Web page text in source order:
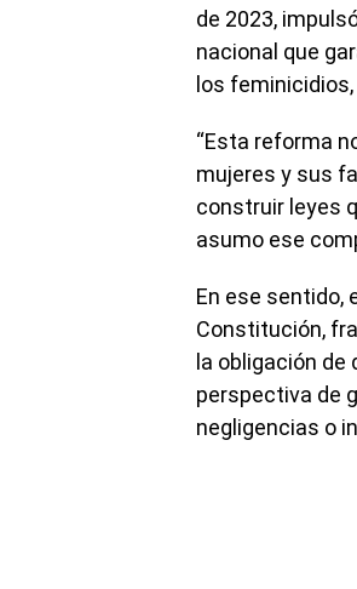
de 2023,
nacional que
los
“Esta reforma
mujeres y sus
construir leyes
asumo ese
En ese sentido,
Constitución,
la obligación
perspectiva de
negligencias o